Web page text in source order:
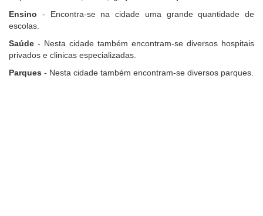
Ensino - Encontra-se na cidade uma grande quantidade de
escolas.
Saúde - Nesta cidade também encontram-se diversos hospitais
privados e clinicas especializadas.
Parques - Nesta cidade também encontram-se diversos parques.